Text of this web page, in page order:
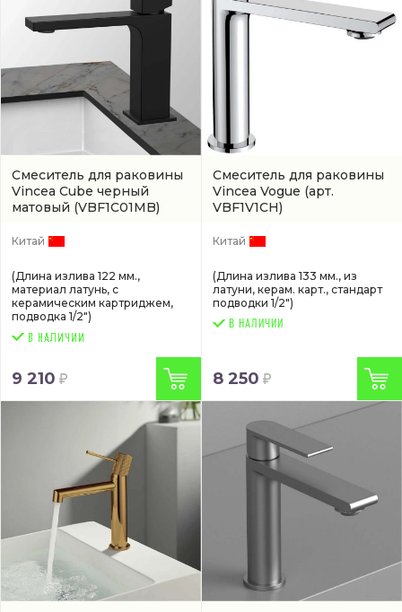
Смеситель для раковины
Vincea Cube черный
матовый (VBF1C01MB)
Китай
(Длина излива 122 мм.,
материал латунь, с
керамическим картриджем,
подводка 1/2")
9 210
Смеситель для раковины
Vincea Vogue (арт.
VBF1V1CH)
Китай
(Длина излива 133 мм., из
латуни, керам. карт., стандарт
подводки 1/2")
В НАЛИЧИИ
8 250